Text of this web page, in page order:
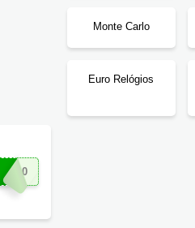
Monte Carlo
Euro Relógios